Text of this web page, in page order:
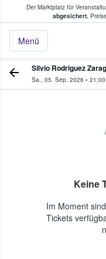
Der Marktplatz für
abgesichert.
Menü
Tickets
Silvio Rodriguez
Sa., 05. Sep. 2026 • 21:00
Keine
Im Moment
Tickets